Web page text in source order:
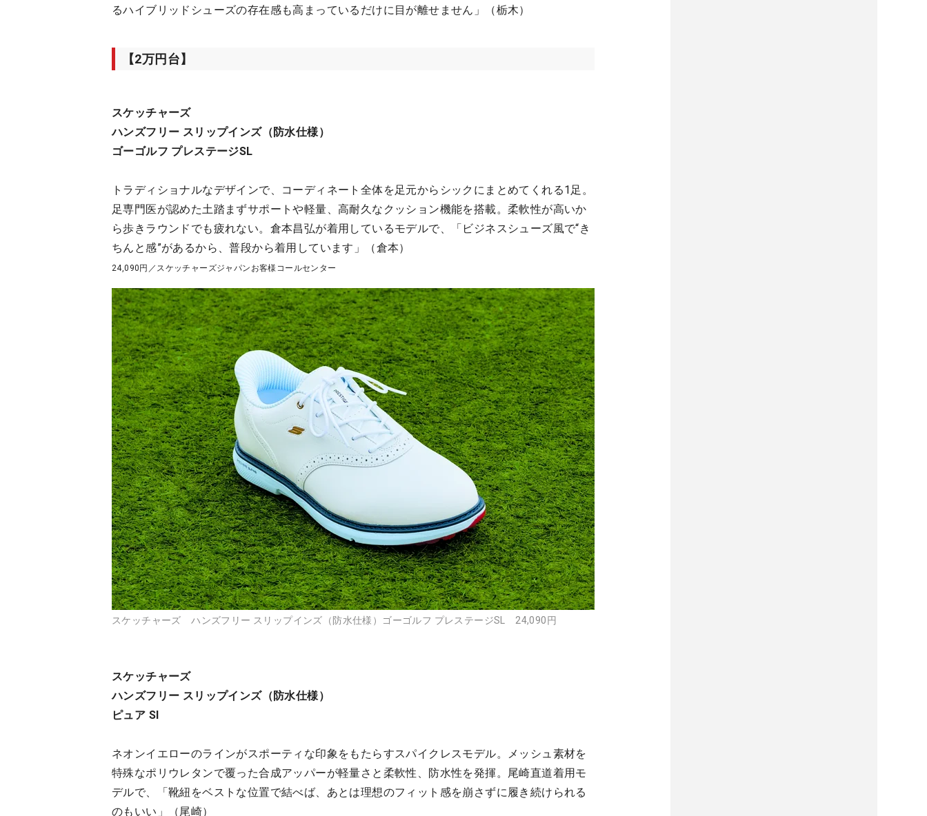
るハイブリッドシューズの存在感も高まっているだけに目が離せません」（栃木）
【2万円台】
スケッチャーズ
ハンズフリー スリップインズ（防水仕様）
ゴーゴルフ プレステージSL
トラディショナルなデザインで、コーディネート全体を足元からシックにまとめてくれる1足。
足専門医が認めた土踏まずサポートや軽量、高耐久なクッション機能を搭載。柔軟性が高いか
ら歩きラウンドでも疲れない。倉本昌弘が着用しているモデルで、「ビジネスシューズ風で“き
ちんと感”があるから、普段から着用しています」（倉本）
24,090円／スケッチャーズジャパンお客様コールセンター
スケッチャーズ ハンズフリー スリップインズ（防水仕様）ゴーゴルフ プレステージSL 24,090円
スケッチャーズ
ハンズフリー スリップインズ（防水仕様）
ピュア SI
ネオンイエローのラインがスポーティな印象をもたらすスパイクレスモデル。メッシュ素材を
特殊なポリウレタンで覆った合成アッパーが軽量さと柔軟性、防水性を発揮。尾崎直道着用モ
デルで、「靴紐をベストな位置で結べば、あとは理想のフィット感を崩さずに履き続けられる
のもいい」（尾崎）